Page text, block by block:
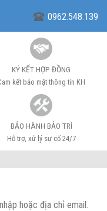
0962.548.139
KÝ KẾT HỢP ĐỒNG
kết bảo mật thông tin KH
BẢO HÀNH BẢO TRÌ
Hỗ trợ, xử lý sự cố 24/7
hoặc địa chỉ email.